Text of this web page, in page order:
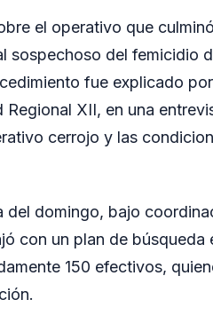
el operativo que
sospechoso del femicidio
fue explicado
XII, en una
cerrojo y las
del domingo, bajo
con un plan de búsqueda
150 efectivos,